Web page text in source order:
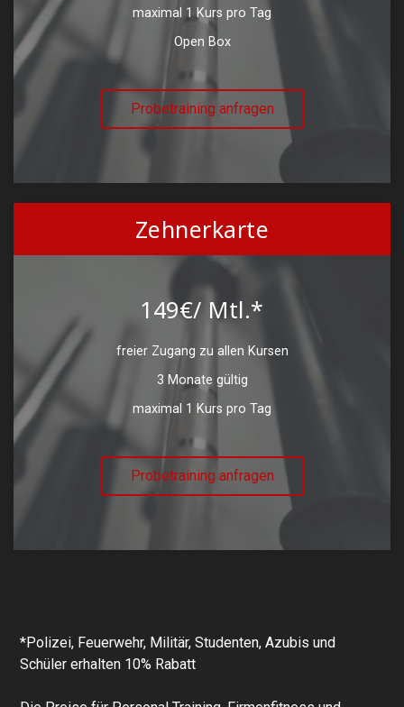
maximal 1 Kurs pro Tag
Open Box
Probetraining anfragen
Zehnerkarte
149€/ Mtl.*
freier Zugang zu allen Kursen
3 Monate gültig
maximal 1 Kurs pro Tag
Probetraining anfragen
*Polizei, Feuerwehr, Militär, Studenten, Azubis und
Schüler erhalten 10% Rabatt